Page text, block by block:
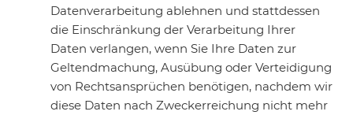
Datenverarbeitung ablehnen und stattdessen
die Einschränkung der Verarbeitung Ihrer
Daten verlangen, wenn Sie Ihre Daten zur
Geltendmachung, Ausübung oder Verteidigung
von Rechtsansprüchen benötigen, nachdem wir
diese Daten nach Zweckerreichung nicht mehr